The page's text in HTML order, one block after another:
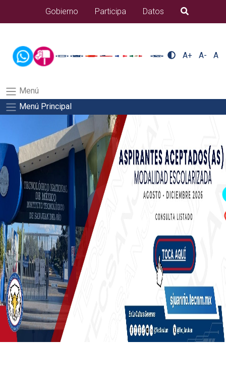
alumnos/residenciasSalida del comando:
Gobierno Participa Datos B�squeda
A+ A- A
Menú
Menú Principal